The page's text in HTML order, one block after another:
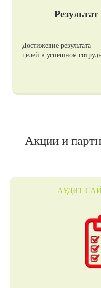
Результат
Достижение результата —
целей в успешном
Акции и
АУДИТ